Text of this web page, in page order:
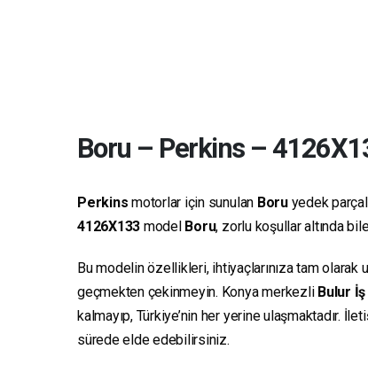
Boru – Perkins–
Perkins motorlar için sunulan Boruyedek
4126X133 model Boru, zorlu koşullar altında
Bu modelin özellikleri, ihtiyaçlarınıza tam olarak
geçmekten çekinmeyin. Konya merkezli Bulur
kalmayıp, Türkiye’nin her yerine ulaşmaktadır.
sürede elde edebilirsiniz.